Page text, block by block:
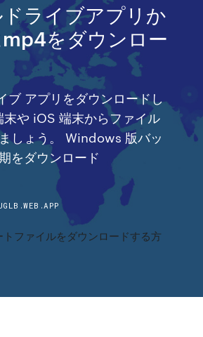
ライブアプリか
mp4をダウンロー
ブ アプリをダウンロードし
や iOS 端末からファイル
しょう。 Windows 版バッ
をダウンロード
ファイルをダウンロードする方